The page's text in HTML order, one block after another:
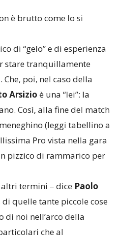
è brutto come lo si
di “gelo” e di esperienza
stare tranquillamente
poi, nel caso della
Arsizio è una “lei”: la
Così, alla fine del match
(leggi tabellino a
Pro vista nella gara
pizzico di rammarico per
termini – dice Paolo
di quelle tante piccole cose
di noi nell’arco della
che al